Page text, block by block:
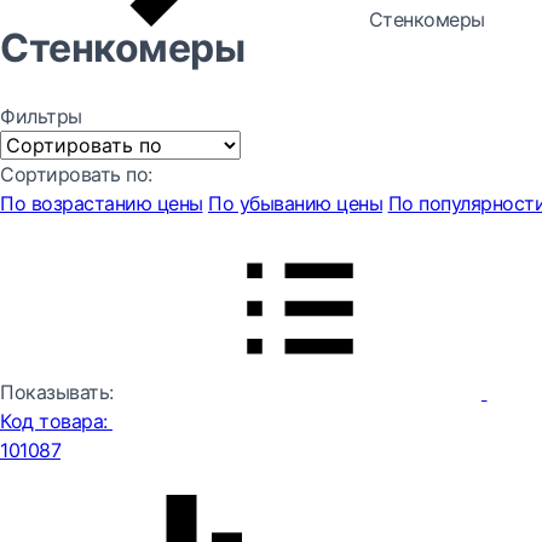
Стенкомеры
Стенкомеры
Фильтры
Сортировать по:
По возрастанию цены По убыванию цены По
Показывать:
Код товара:
101087